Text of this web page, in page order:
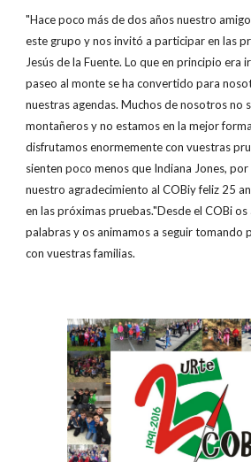
"Hace poco más de dos años nuestro
este grupo y nos invitó a participar en las
Jesús de la Fuente. Lo que en principio era
paseo al monte se ha convertido para
nuestras agendas. Muchos de nosotros no
montañeros y no estamos en la mejor
disfrutamos enormemente con vuestras
sienten poco menos que Indiana Jones,
nuestro agradecimiento al COBiy feliz 25
en las próximas pruebas."Desde el COBi
palabras y os animamos a seguir tomando
con vuestras familias.